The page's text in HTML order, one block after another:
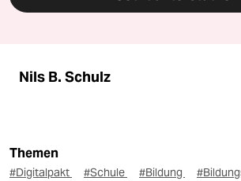
Nils B. Schulz
Themen
#Digitalpakt #Schule #Bildung